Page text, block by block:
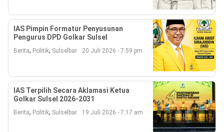
©
Copyright
2026
Beranda
IAS Pimpin Formatur Penyusunan
Pengurus DPD Golkar Sulsel
Berita, Politik, Sulselbar 20 Juli 2026 - 7:59 pm
IAS Terpilih Secara Aklamasi Ketua
Golkar Sulsel 2026-2031
Berita, Politik, Sulselbar 19 Juli 2026 - 7:17 am